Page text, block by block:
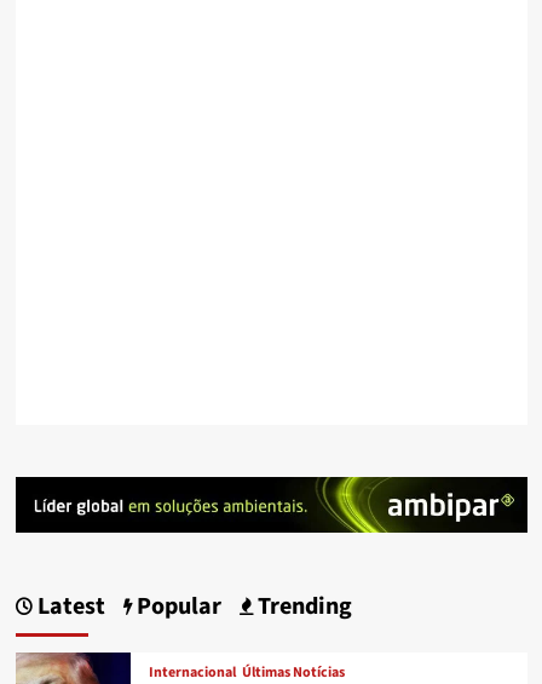
Latest Popular Trending
Internacional Últimas Notícias